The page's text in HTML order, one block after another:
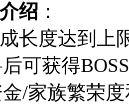
绍 ：
长度达到上
可获得
/家族繁荣